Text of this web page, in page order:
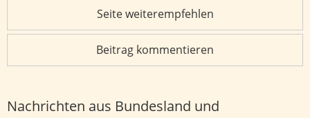
Seite weiterempfehlen
Beitrag kommentieren
Nachrichten aus Bundesland und